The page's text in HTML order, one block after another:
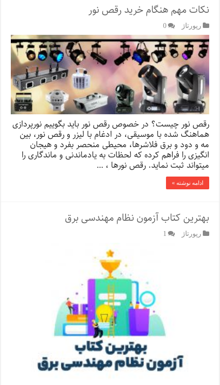
نکات مهم هنگام خرید رقص نور
رپورتاژ‌ 0
رقص نور چیست؟ در خصوص رقص نور باید بگوییم نورپردازی
هماهنگ شده با موسیقی، در ادغام با لیزر و رقص نور، بین
مه و دود و برق فلاشرها، محیطی منحصر بفرد و هیجان
انگیزی را فراهم کرده که لحظات به یادماندنی و ماندگاری را
میتواند ثبت نماید. رقص نورها ، …
ادامه نوشته »
بهترین کتاب آزمون نظام مهندسی برق
رپورتاژ‌ 1